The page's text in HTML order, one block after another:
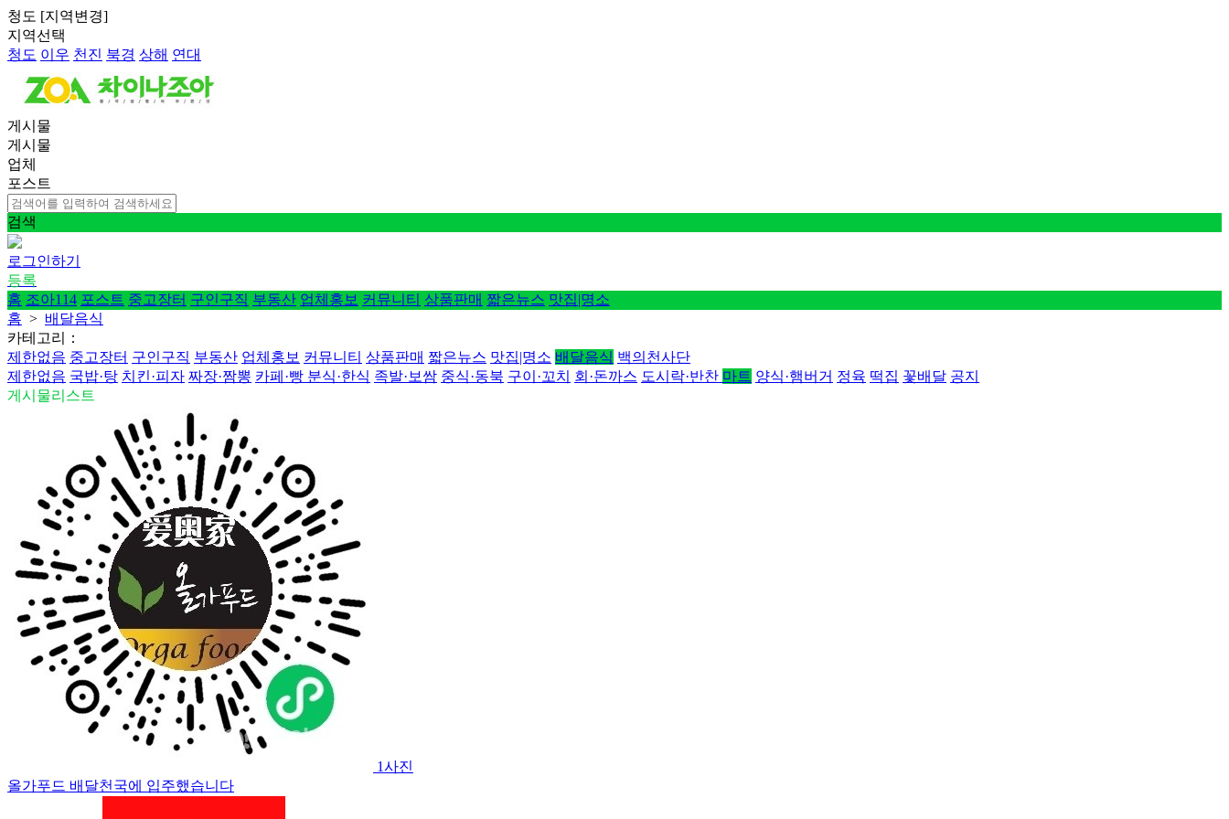
청도 [지역변경]
지역선택
청도 이우 천진 북경 상해 연대
게시물
게시물
업체
포스트
검색
로그인하기
등록
홈 조아114 포스트 중고장터 구인구직 부동산 업체홍보 커뮤니티 상품판매 짧은뉴스 맛집|명소
홈 > 배달음식
카테고리：
제한없음 중고장터 구인구직 부동산 업체홍보 커뮤니티 상품판매 짧은뉴스 맛집|명소 배달음식 백의천사단
제한없음 국밥·탕 치킨·피자 짜장·짬뽕 카페·빵 분식·한식 족발·보쌈 중식·동북 구이·꼬치 회·돈까스 도시락·반찬 마트 양식·햄버거 정육 떡집 꽃배달 공지
게시물리스트
1사진
올가푸드 배달천국에 입주했습니다